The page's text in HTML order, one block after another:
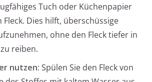
Tuch oder Küchenpapier
Fleck. Dies hilft, überschüssige
ohne den Fleck tiefer in
reiben.
nutzen: Spülen Sie den Fleck von